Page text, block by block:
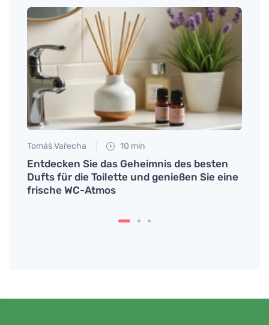
Tomáš Vařecha 10 min
Entdecken Sie das Geheimnis des besten
Dufts für die Toilette und genießen Sie eine
frische WC-Atmos